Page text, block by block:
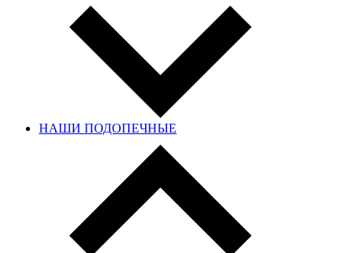
НАШИ ПОДОПЕЧНЫЕ